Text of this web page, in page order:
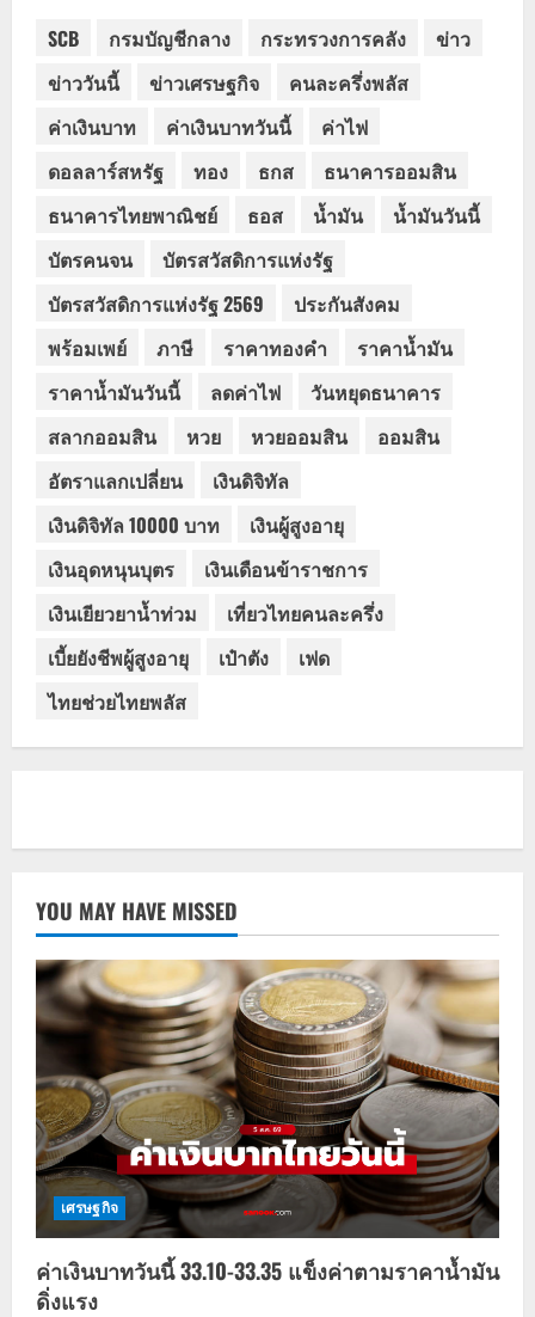
SCB กรมบัญชีกลาง กระทรวงการคลัง
ข่าว
ข่าววันนี้
ข่าวเศรษฐกิจ
คนละครึ่งพลัส
ค่าเงินบาท
ค่าเงินบาทวันนี้
ค่าไฟ
ดอลลาร์สหรัฐ
ทอง ธกส
ธนาคารออมสิน
ธนาคารไทยพาณิชย์
ธอส น้ำมัน
น้ำมันวันนี้
บัตรคนจน
บัตรสวัสดิการแห่งรัฐ
บัตรสวัสดิการแห่งรัฐ 2569
ประกันสังคม
พร้อมเพย์
ภาษี ราคาทองคำ
ราคาน้ำมัน
ราคาน้ำมันวันนี้
ลดค่าไฟ
วันหยุดธนาคาร
สลากออมสิน
หวย หวยออมสิน
ออมสิน
อัตราแลกเปลี่ยน
เงินดิจิทัล
เงินดิจิทัล 10000 บาท
เงินผู้สูงอายุ
เงินอุดหนุนบุตร
เงินเดือนข้าราชการ
เงินเยียวยาน้ำท่วม
เที่ยวไทยคนละครึ่ง
เบี้ยยังชีพผู้สูงอายุ
เป๋าตัง
เฟด
ไทยช่วยไทยพลัส
YOU MAY HAVE MISSED
เศรษฐกิจ
ค่าเงินบาทวันนี้ 33.10-33.35 แข็งค่าตามราคาน้ำมัน
ดิ่งแรง